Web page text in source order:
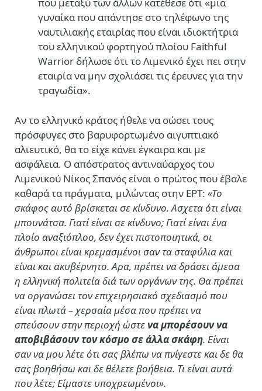
γυναίκα που απάντησε στο τηλέφωνο της
ναυτιλιακής εταιρίας που είναι ιδιοκτήτρια
του ελληνικού φορτηγού πλοίου Faithful
Warrior δήλωσε ότι το Λιμενικό έχει πει στην
εταιρία να μην σχολιάσει τις έρευνες για την
τραγωδία».
Αν το ελληνικό κράτος ήθελε να σώσει τους
πρόσφυγες στο βαρυφορτωμένο αιγυπτιακό
αλιευτικό, θα το είχε κάνει έγκαιρα και με
ασφάλεια. Ο απόστρατος αντιναύαρχος του
Λιμενικού Νίκος Σπανός είναι ο πρώτος που έβαλε
καθαρά τα πράγματα, μιλώντας στην ΕΡΤ: «Το
σκάφος αυτό βρίσκεται σε κίνδυνο. Ασχετα ότι είναι
μπουνάτσα. Γιατί είναι σε κίνδυνο; Γιατί είναι ένα
πλοίο αναξιόπλοο, δεν έχει πιστοποιητικά, οι
άνθρωποι είναι κρεμασμένοι σαν τα σταφύλια και
είναι και ακυβέρνητο. Αρα, πρέπει να δράσει άμεσα
η ελληνική πολιτεία διά των οργάνων της. Θα πρέπει
να οργανώσει τον επιχειρησιακό σχεδιασμό που
είναι πλωτά – χερσαία μέσα που πρέπει να
σπεύσουν στην περιοχή ώστε να μπορέσουν να
αποβιβάσουν τον κόσμο σε άλλα σκάφη. Είναι
σαν να μου λέτε ότι σας βλέπω να πνίγεστε και δε θα
σας βοηθήσω και δε θέλετε βοήθεια. Τι είναι αυτά
που λέτε; Είμαστε υποχρεωμένοι».